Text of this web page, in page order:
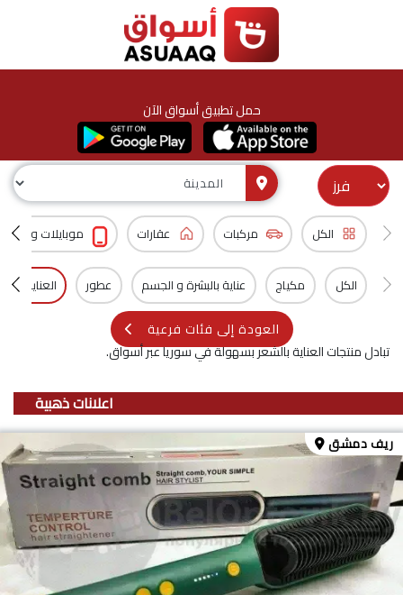
حمل تطبيق أسواق الآن
الكل مركبات عقارات موبايلات و
الكل مكياج عناية بالبشرة و الجسم عطور العناية
العودة إلى فئات فرعية
تبادل منتجات العناية بالشعر بسهولة في سوريا عبر أسواق.
اعلانات ذهبية
ريف دمشق